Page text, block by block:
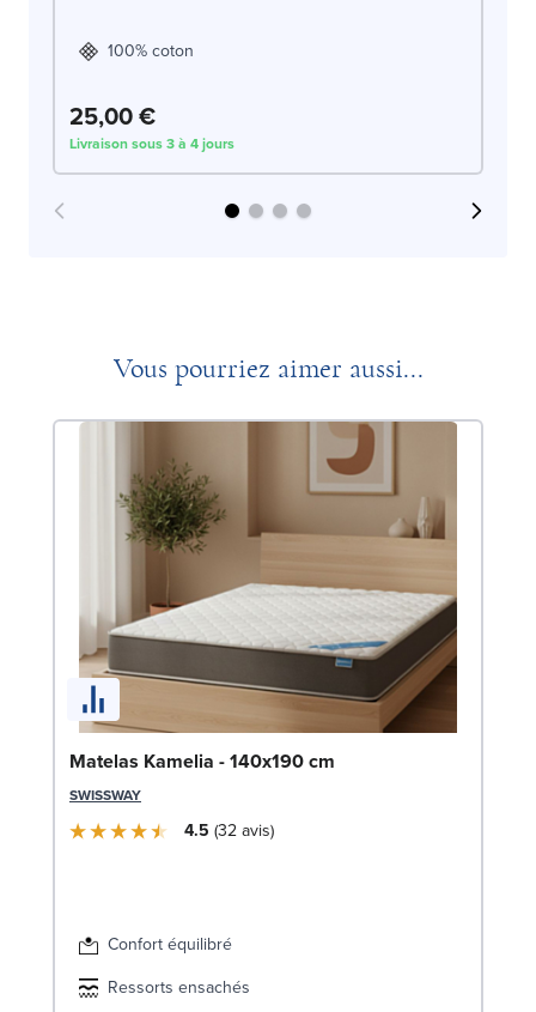
100% coton
25,00 €
Livraison sous 3 à 4 jours
Vous pourriez aimer aussi...
Matelas Kamelia - 140x190 cm
SWISSWAY
4.5 32avis
Confort équilibré
Ressorts ensachés